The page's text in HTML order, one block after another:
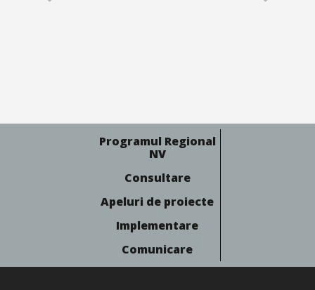
Programul Regional
NV
Consultare
Apeluri de proiecte
Implementare
Comunicare